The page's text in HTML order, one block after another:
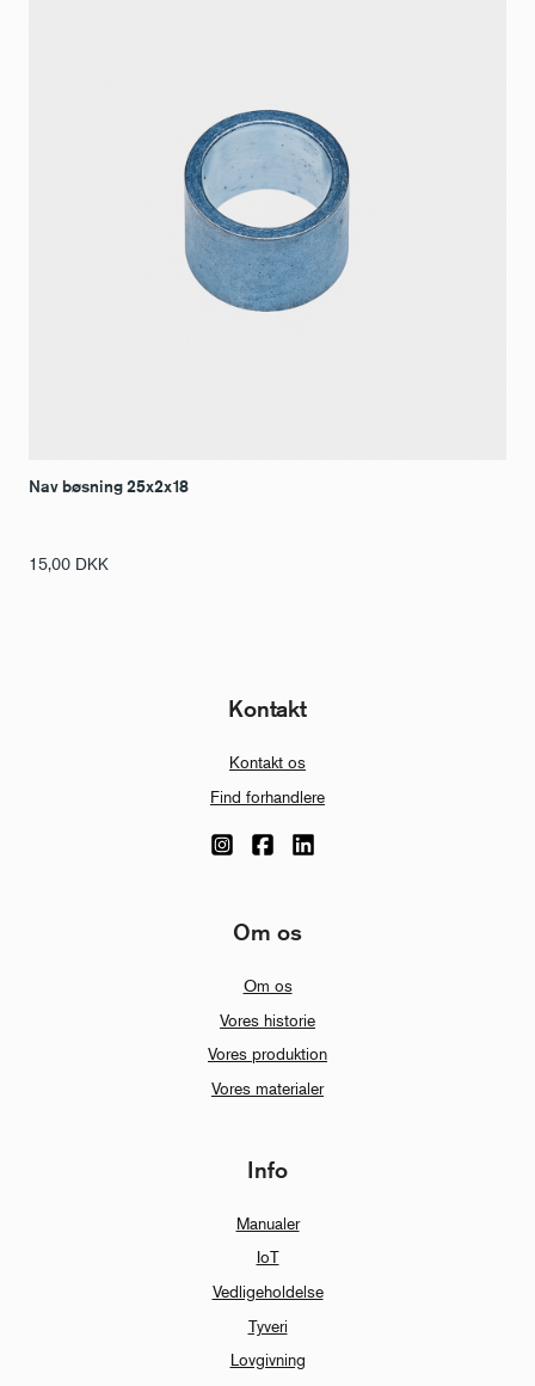
Nav bøsning 25x2x18
15,00 DKK
Kontakt
Kontakt os
Find forhandlere
Om os
Om os
Vores historie
Vores produktion
Vores materialer
Info
Manualer
IoT
Vedligeholdelse
Tyveri
Lovgivning